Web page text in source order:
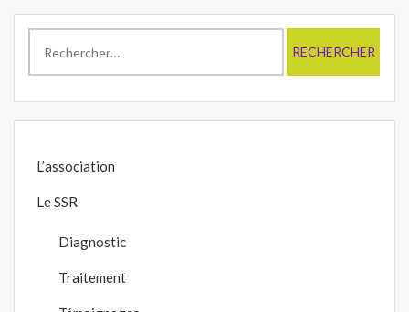
L’association
Le SSR
Diagnostic
Traitement